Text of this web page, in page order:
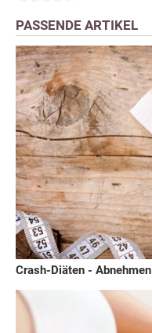
PASSENDE ARTIKEL
Crash-Diäten - Abnehmen